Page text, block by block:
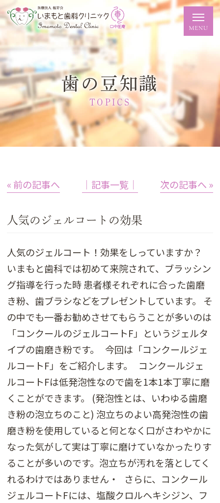
歯の豆知識
TOPICS
« 前の記事へ │記事一覧│ 次の記事へ »
人気のジェルコートの効果
人気のジェルコート！効果をしっていますか？
いまもと歯科では初めて来院されて、ブラッシン
グ指導を行った時 患者様それぞれに合った歯磨
き粉、歯ブラシなどをプレゼントしています。 そ
の中でも一番お勧めさせてもらうことが多いのは
「コンクールのジェルコートF」というジェルタ
イプの歯磨き粉です。 今回は「コンクールジェ
ルコートF」をご紹介します。 コンクールジェ
ルコートFは低発泡性なので歯を1本1本丁寧に磨
くことができます。 (発泡性とは、いわゆる歯磨
き粉の泡立ちのこと) 泡立ちのよい高発泡性の歯
磨き粉を使用していると何となく口がさわやかに
なった気がして実は丁寧に磨けていなかったりす
ることが多いのです。泡立ちが汚れを落としてく
れるわけではありません・ さらに、コンクール
ジェルコートFには、塩酸クロルヘキシジン、フ